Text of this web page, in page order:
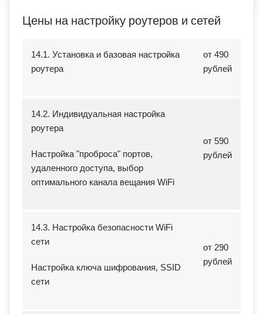
Цены на настройку роутеров и сетей
14.1. Установка и базовая настройка
роутера
от 490
рублей
14.2. Индивидуальная настройка
роутера
Настройка "проброса" портов,
удаленного доступа, выбор
оптимального канала вещания WiFi
от 590
рублей
14.3. Настройка безопасности WiFi
сети
Настройка ключа шифрования, SSID
сети
от 290
рублей